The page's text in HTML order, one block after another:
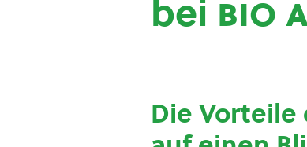
bei bio
Die Vorteile